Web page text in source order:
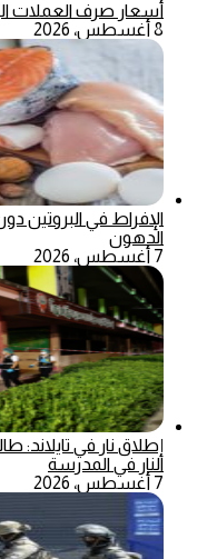
أسعار صرف العملات
8 أغسطس، 2026
الإفراط في البروتين
الدهون
7 أغسطس، 2026
إطلاق نار في تايلاند:
النار في المدرسة
7 أغسطس، 2026